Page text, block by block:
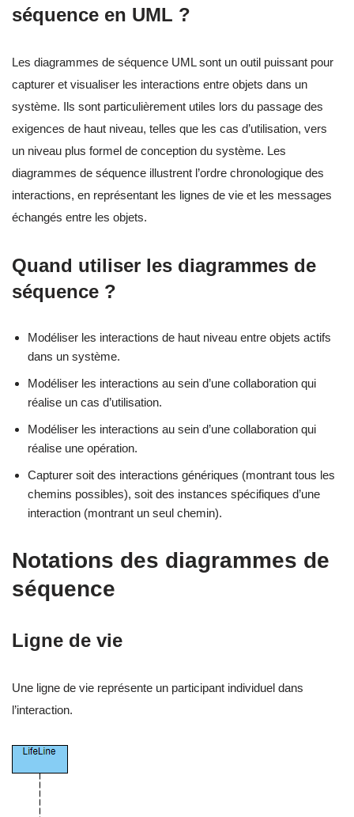
séquence en UML ?
Les diagrammes de séquence UML sont un outil puissant pour
capturer et visualiser les interactions entre objets dans un
système. Ils sont particulièrement utiles lors du passage des
exigences de haut niveau, telles que les cas d’utilisation, vers
un niveau plus formel de conception du système. Les
diagrammes de séquence illustrent l’ordre chronologique des
interactions, en représentant les lignes de vie et les messages
échangés entre les objets.
Quand utiliser les diagrammes de
séquence ?
Modéliser les interactions de haut niveau entre objets actifs
dans un système.
Modéliser les interactions au sein d’une collaboration qui
réalise un cas d’utilisation.
Modéliser les interactions au sein d’une collaboration qui
réalise une opération.
Capturer soit des interactions génériques (montrant tous les
chemins possibles), soit des instances spécifiques d’une
interaction (montrant un seul chemin).
Notations des diagrammes de
séquence
Ligne de vie
Une ligne de vie représente un participant individuel dans
l’interaction.